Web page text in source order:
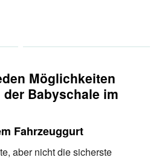
Möglichkeiten
Babyschale im
Fahrzeuggurt
aber nicht die sicherste